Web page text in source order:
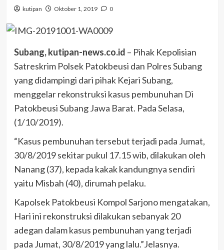
kutipan Oktober 1, 2019 0
Subang, kutipan-news.co.id – Pihak Kepolisian
Satreskrim Polsek Patokbeusi dan Polres Subang
yang didampingi dari pihak Kejari Subang,
menggelar rekonstruksi kasus pembunuhan Di
Patokbeusi Subang Jawa Barat. Pada Selasa,
(1/10/2019).
“Kasus pembunuhan tersebut terjadi pada Jumat,
30/8/2019 sekitar pukul 17.15 wib, dilakukan oleh
Nanang (37), kepada kakak kandungnya sendiri
yaitu Misbah (40), dirumah pelaku.
Kapolsek Patokbeusi Kompol Sarjono mengatakan,
Hari ini rekonstruksi dilakukan sebanyak 20
adegan dalam kasus pembunuhan yang terjadi
pada Jumat, 30/8/2019 yang lalu.”Jelasnya.